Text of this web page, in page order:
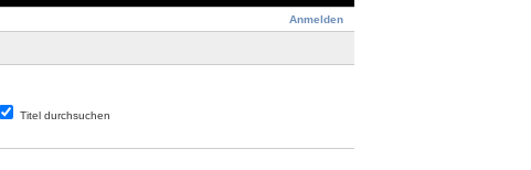
Anmelden
Titel durchsuchen